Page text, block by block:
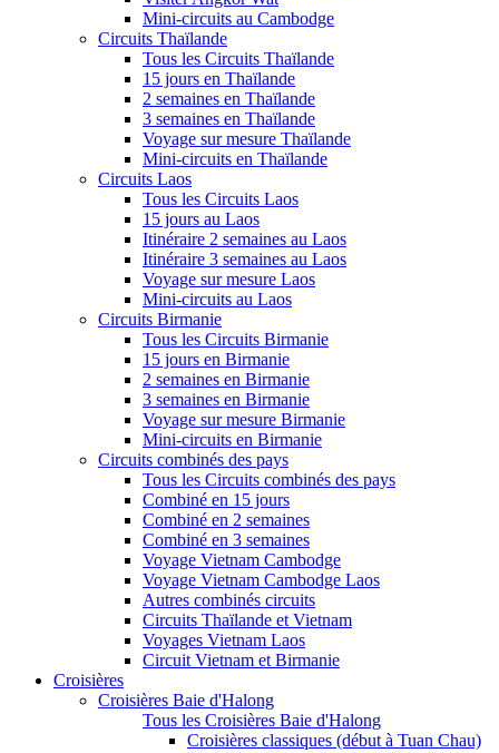
Mini-circuits au Cambodge
Circuits Thaïlande
Tous les Circuits Thaïlande
15 jours en Thaïlande
2 semaines en Thaïlande
3 semaines en Thaïlande
Voyage sur mesure Thaïlande
Mini-circuits en Thaïlande
Circuits Laos
Tous les Circuits Laos
15 jours au Laos
Itinéraire 2 semaines au Laos
Itinéraire 3 semaines au Laos
Voyage sur mesure Laos
Mini-circuits au Laos
Circuits Birmanie
Tous les Circuits Birmanie
15 jours en Birmanie
2 semaines en Birmanie
3 semaines en Birmanie
Voyage sur mesure Birmanie
Mini-circuits en Birmanie
Circuits combinés des pays
Tous les Circuits combinés des pays
Combiné en 15 jours
Combiné en 2 semaines
Combiné en 3 semaines
Voyage Vietnam Cambodge
Voyage Vietnam Cambodge Laos
Autres combinés circuits
Circuits Thaïlande et Vietnam
Voyages Vietnam Laos
Circuit Vietnam et Birmanie
Croisières
Croisières Baie d'Halong
Tous les Croisières Baie d'Halong
Croisières classiques (début à Tuan Chau)